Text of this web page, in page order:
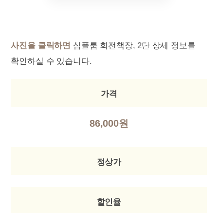
사진을 클릭하면 심플룸 회전책장, 2단 상세 정보를
확인하실 수 있습니다.
가격
86,000원
정상가
할인율